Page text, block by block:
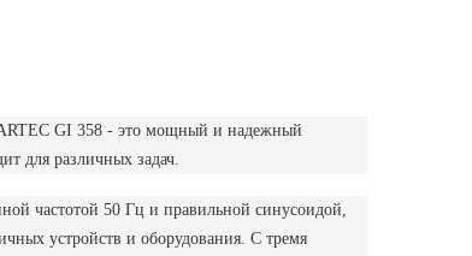
GI 358 - это мощный и надежный
для различных задач.
частотой 50 Гц и правильной синусоидой,
устройств и оборудования. С тремя